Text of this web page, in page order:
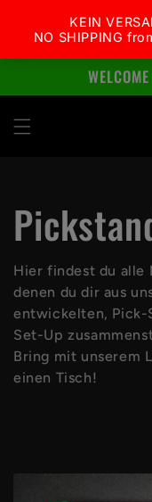
Inhalt
K
a
t
e
Hier findest du alle
denen du dir aus
entwickelten, Pick-
Set-Up
Bring mit unserem
einen Tisch!